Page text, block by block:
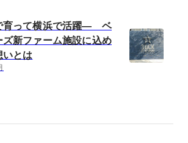
育って横浜で活躍― ベ
ズ新ファーム施設に込め
いとは